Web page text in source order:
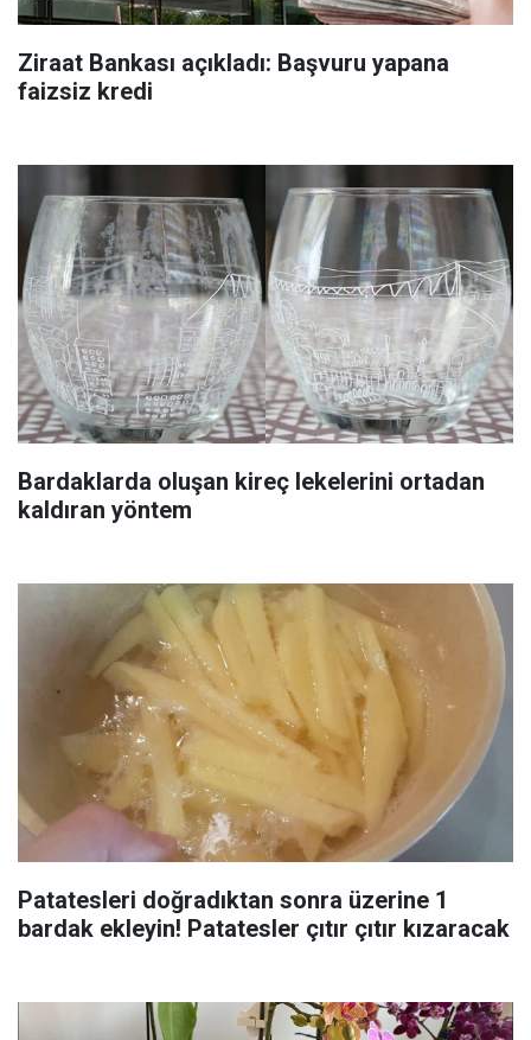
Ziraat Bankası açıkladı: Başvuru yapana
faizsiz kredi
Bardaklarda oluşan kireç lekelerini ortadan
kaldıran yöntem
Patatesleri doğradıktan sonra üzerine 1
bardak ekleyin! Patatesler çıtır çıtır kızaracak